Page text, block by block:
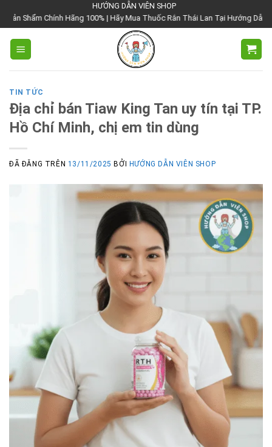
đến
nội
dung
HƯỚNG DẪN VIÊN SHOP
Hãng 100% | Hãy Mua Thuốc Rắn Thái Lan Tại Hướng Dẫn Viên Shop | Với
TIN TỨC
Địa chỉ bán Tiaw King Tan uy tín tại TP.
Hồ Chí Minh, chị em tin dùng
ĐÃ ĐĂNG TRÊN 13/11/2025 BỞI HƯỚNG DẪN VIÊN SHOP